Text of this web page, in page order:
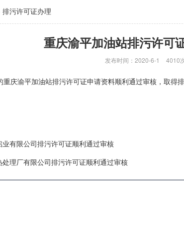
排污许可证办理
重庆渝平加油站排污许可
发布时间：2020-6-1 4010
庆渝平加油站排污许可证申请资料顺利通过审核，取得排
业有限公司排污许可证顺利通过审核
处理厂有限公司排污许可证顺利通过审核